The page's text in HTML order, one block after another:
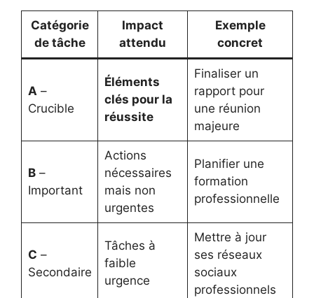
Catégorie
de tâche
Impact
attendu
Exemple
concret
A–
Crucible
Éléments
clés pour la
réussite
Finaliser un
rapport pour
une réunion
majeure
B–
Important
Actions
nécessaires
mais non
urgentes
Planifier une
formation
professionnelle
C –
Secondaire
Tâches à
faible
urgence
Mettre à jour
ses réseaux
sociaux
professionnels